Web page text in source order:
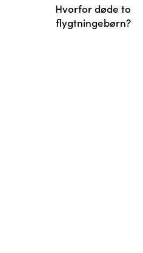
Hvorfor døde to
flygtningebørn?